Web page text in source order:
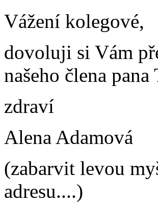
Vážení kolegové,
dovoluji si Vám
našeho člena
zdraví
Alena Adamová
(zabarvit levou
adresu....)